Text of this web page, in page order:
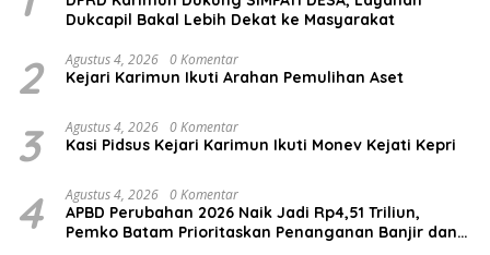
Dukcapil Bakal Lebih Dekat ke Masyarakat
2 Agustus 4, 2026 0 Komentar
Kejari Karimun Ikuti Arahan Pemulihan Aset
3 Agustus 4, 2026 0 Komentar
Kasi Pidsus Kejari Karimun Ikuti Monev Kejati Kepri
4 Agustus 4, 2026 0 Komentar
APBD Perubahan 2026 Naik Jadi Rp4,51 Triliun,
Pemko Batam Prioritaskan Penanganan Banjir dan